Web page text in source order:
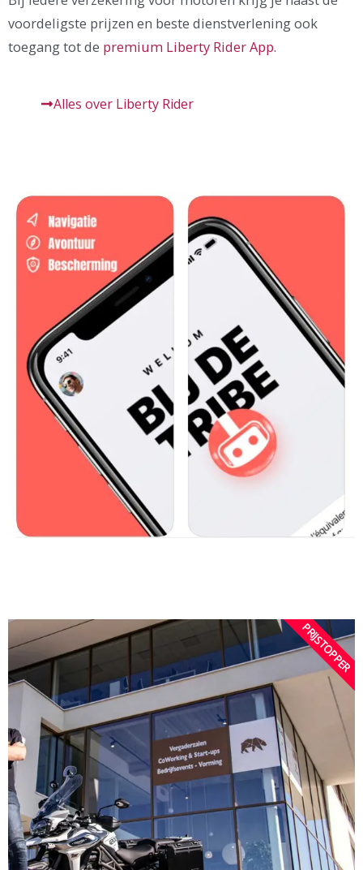
voordeligste prijzen en beste dienstverlening ook
toegang tot de premium Liberty Rider App.
Alles over Liberty Rider
PRIJSTOPPER